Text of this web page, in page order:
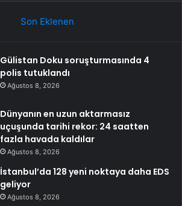
Son Eklenen
Gülistan Doku soruşturmasında 4
polis tutuklandı
Ağustos 8, 2026
Dünyanın en uzun aktarmasız
uçuşunda tarihi rekor: 24 saatten
fazla havada kaldılar
Ağustos 8, 2026
İstanbul’da 128 yeni noktaya daha EDS
geliyor
Ağustos 8, 2026